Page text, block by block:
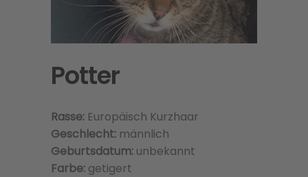
Potter
Rasse: Europäisch Kurzhaar
Geschlecht: männlich
Geburtsdatum: unbekannt
Farbe: getigert